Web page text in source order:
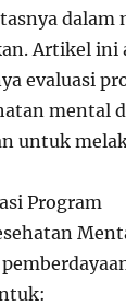
dalam
Artikel ini
evaluasi
mental
untuk
Program